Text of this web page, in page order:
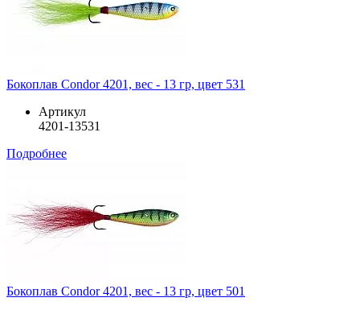
Бокоплав Condor 4201, вес - 13 гр, цвет 531
Артикул
4201-13531
Подробнее
Бокоплав Condor 4201, вес - 13 гр, цвет 501